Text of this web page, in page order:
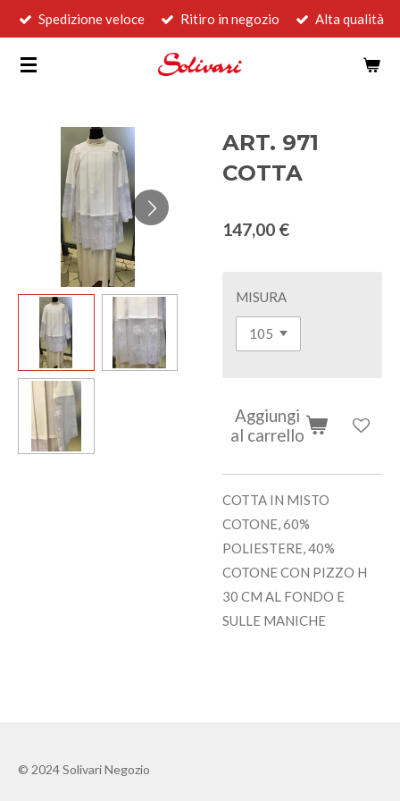
Vai
contenuto
Spedizione veloce Ritiro in negozio Alta qualità
ART. 971
COTTA
147,00 €
MISURA
Aggiungi
al carrello
COTTA IN MISTO
COTONE, 60%
POLIESTERE, 40%
COTONE CON PIZZO H
30 CM AL FONDO E
SULLE MANICHE
© 2024 Solivari Negozio